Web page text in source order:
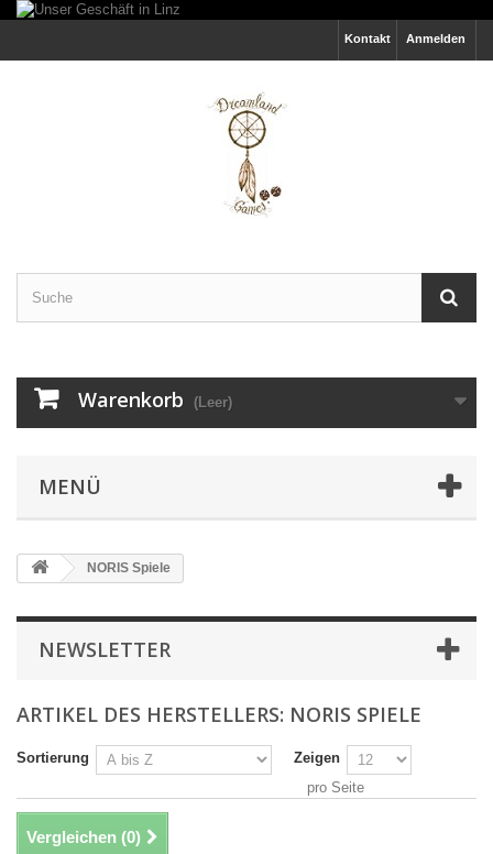
Anmelden
Kontakt
Warenkorb (Leer)
MENÜ
NORIS Spiele
NEWSLETTER
ARTIKEL DES HERSTELLERS: NORIS SPIELE
Sortierung
Zeigen
pro Seite
Vergleichen (0)